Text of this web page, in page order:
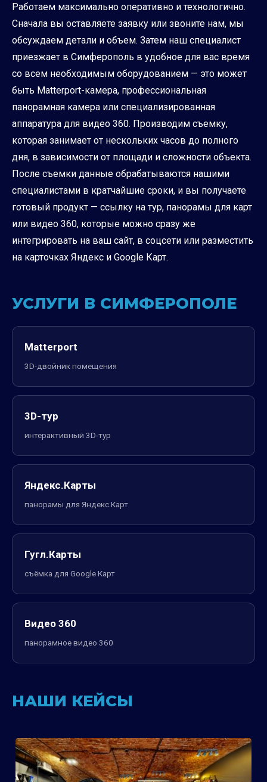
Работаем максимально оперативно и технологично.
Сначала вы оставляете заявку или звоните нам, мы
обсуждаем детали и объем. Затем наш специалист
приезжает в Симферополь в удобное для вас время
со всем необходимым оборудованием — это может
быть Matterport-камера, профессиональная
панорамная камера или специализированная
аппаратура для видео 360. Производим съемку,
которая занимает от нескольких часов до полного
дня, в зависимости от площади и сложности объекта.
После съемки данные обрабатываются нашими
специалистами в кратчайшие сроки, и вы получаете
готовый продукт — ссылку на тур, панорамы для карт
или видео 360, которые можно сразу же
интегрировать на ваш сайт, в соцсети или разместить
на карточках Яндекс и Google Карт.
УСЛУГИ В СИМФЕРОПОЛЕ
Matterport
3D-двойник помещения
3D-тур
интерактивный 3D-тур
Яндекс.Карты
панорамы для Яндекс.Карт
Гугл.Карты
съёмка для Google Карт
Видео 360
панорамное видео 360
НАШИ КЕЙСЫ